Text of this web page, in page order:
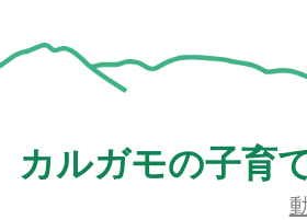
カルガモの子育